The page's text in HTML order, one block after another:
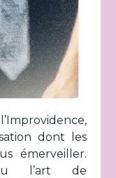
dont les
émerveiller.
ou l’art de